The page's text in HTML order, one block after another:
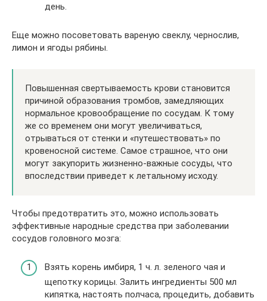
день.
Еще можно посоветовать вареную свеклу, чернослив,
лимон и ягоды рябины.
Повышенная свертываемость крови становится
причиной образования тромбов, замедляющих
нормальное кровообращение по сосудам. К тому
же со временем они могут увеличиваться,
отрываться от стенки и «путешествовать» по
кровеносной системе. Самое страшное, что они
могут закупорить жизненно-важные сосуды, что
впоследствии приведет к летальному исходу.
Чтобы предотвратить это, можно использовать
эффективные народные средства при заболевании
сосудов головного мозга:
Взять корень имбиря, 1 ч. л. зеленого чая и
щепотку корицы. Залить ингредиенты 500 мл
кипятка, настоять полчаса, процедить, добавить